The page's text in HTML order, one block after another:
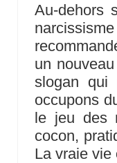
Au-dehors
un
slogan qui
occupons
le jeu des
cocon,
La vraie vie